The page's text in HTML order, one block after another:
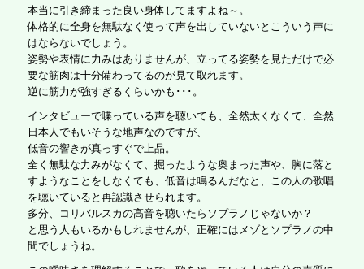
本当に引き締まった良い身体してますよね～。
体格的に全身を無駄なく使って声を出していないとこういう声に
はならないでしょう。
姿勢や表情に力みはありませんが、立ってる姿勢を見ただけで必
要な筋肉は十分備わってるのが見て取れます。
逆に筋力が強すぎるくらいかも･･･。
インタビューで喋っている声を聴いても、全然太くなくて、全然
日本人でもいそうな地声なのですが、
低音の響きが真っすぐで上品。
全く無駄な力みがなくて、掘ったような奥まった声や、胸に落と
すようなことをしなくても、低音は鳴るんだなと、この人の歌唱
を聴いていると再認識させられます。
多分、コリバルスカの高音を聴いたらソプラノじゃないか？
と思う人もいるかもしれませんが、正確にはメゾとソプラノの中
間でしょうね。